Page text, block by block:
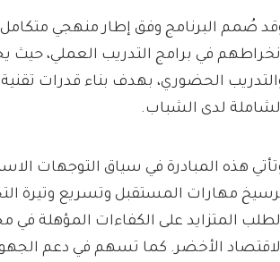
صُمم البرنامج وفق إطار منهجي
في برامج التدريب العملي،
الحضوري، بهدف بناء قدرات
لدى الشباب.
هذه المبادرة في سياق التوجهات
مهارات المستقبل وتسريع وتيرة
المتزايد على الكفاءات المؤهلة في
الأخضر. كما تسهم في دعم